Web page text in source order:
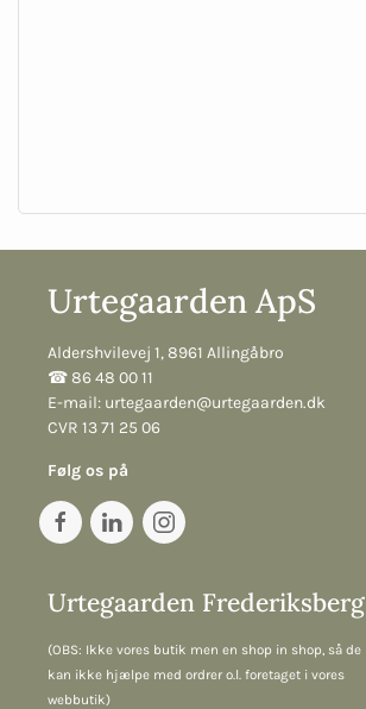
Urtegaarden ApS
Aldershvilevej 1, 8961 Allingåbro
☎︎ 86 48 00 11
E-mail: urtegaarden@urtegaarden.dk
CVR 13 71 25 06
Følg os på
Urtegaarden Frederiksberg
(OBS: Ikke vores butik men en shop in shop, så de
kan ikke hjælpe med ordrer o.l. foretaget i vores
webbutik)